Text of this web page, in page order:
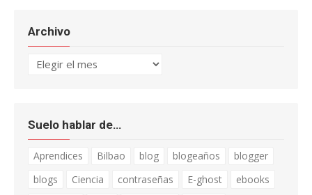
Archivo
Archivo
Suelo hablar de…
Aprendices Bilbao blog blogeaños
blogger
blogs
Ciencia contraseñas E-ghost
ebooks